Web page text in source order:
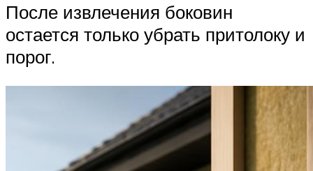
После извлечения боковин
остается только убрать притолоку и
порог.